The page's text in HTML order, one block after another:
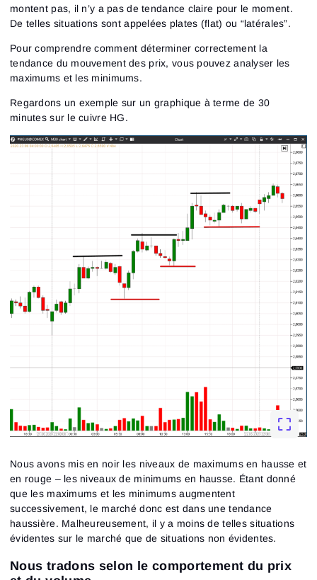
montent pas, il n’y a pas de tendance claire pour le moment.
De telles situations sont appelées plates (flat) ou “latérales”.
Pour comprendre comment déterminer correctement la
tendance du mouvement des prix, vous pouvez analyser les
maximums et les minimums.
Regardons un exemple sur un graphique à terme de 30
minutes sur le cuivre HG.
Nous avons mis en noir les niveaux de maximums en hausse et
en rouge – les niveaux de minimums en hausse. Étant donné
que les maximums et les minimums augmentent
successivement, le marché donc est dans une tendance
haussière. Malheureusement, il y a moins de telles situations
évidentes sur le marché que de situations non évidentes.
Nous tradons selon le comportement du prix